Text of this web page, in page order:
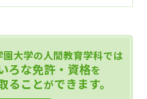
園大学の人間教育学科では
ろな免許・資格を
ることができます。